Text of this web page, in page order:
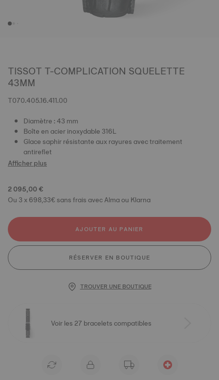
TISSOT T-COMPLICATION SQUELETTE
43MM
T070.405.16.411.00
Diamètre : 43 mm
Boîte en acier inoxydable 316L
Glace saphir résistante aux rayures avec traitement
antireflet
Afficher plus
2 095,00 €
Ou 3 x 698,33€ sans frais avec Alma ou Klarna
AJOUTER AU PANIER
RÉSERVER EN BOUTIQUE
TROUVER UNE BOUTIQUE
Voir les 27 bracelets compatibles